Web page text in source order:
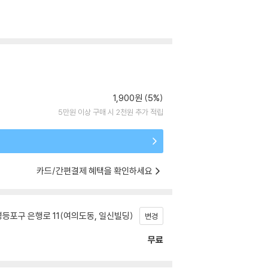
1,900원 (5%)
5만원 이상 구매 시 2천원 추가 적립
카드/간편결제 혜택을 확인하세요
포구 은행로 11(여의도동, 일신빌딩) 변경
무료